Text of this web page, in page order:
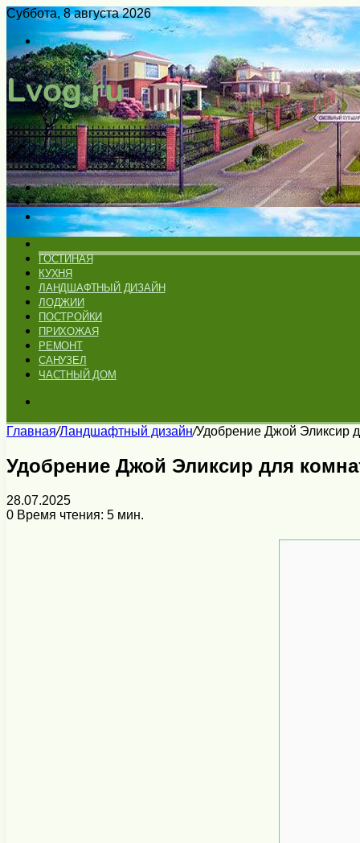
Суббота, 8 августа 2026
Войти
Switch
skin
Меню
Искать
Switch
skin
ГОСТИНАЯ
КУХНЯ
ЛАНДШАФТНЫЙ ДИЗАЙН
ЛОДЖИИ
ПОСТРОЙКИ
ПРИХОЖАЯ
РЕМОНТ
САНУЗЕЛ
ЧАСТНЫЙ ДОМ
Главная/Ландшафтный дизайн/Удобрение Джой Эликсир
Удобрение Джой Эликсир для
28.07.2025
0 Время чтения: 5 мин.